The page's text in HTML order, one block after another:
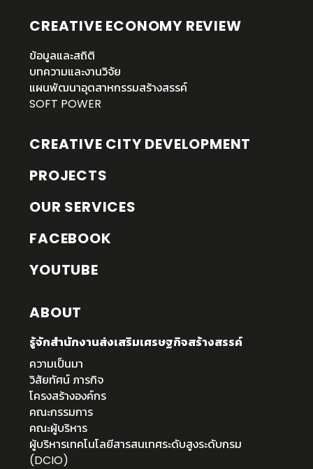
CREATIVE ECONOMY REVIEW
ข้อมูลและสถิติ
บทความและงานวิจัย
แผนพัฒนาอุตสาหกรรมสร้างสรรค์
SOFT POWER
CREATIVE CITY DEVELOPMENT
PROJECTS
OUR SERVICES
FACEBOOK
YOUTUBE
ABOUT
รู้จักสำนักงานส่งเสริมเศรษฐกิจสร้างสรรค์
ความเป็นมา
วิสัยทัศน์ ภารกิจ
โครงสร้างองค์กร
คณะกรรมการ
คณะผู้บริหาร
ผู้บริหารเทคโนโลยีสารสนเทศระดับสูงระดับกรม
(DCIO)